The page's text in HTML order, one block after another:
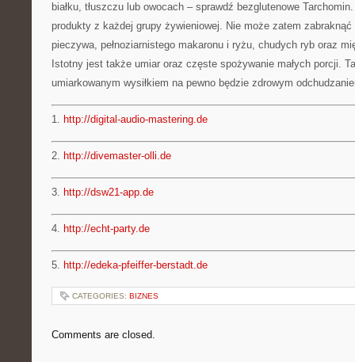
białku, tłuszczu lub owocach – sprawdź bezglutenowe
produkty z każdej grupy żywieniowej. Nie może zatem zabraknąć
pieczywa, pełnoziarnistego makaronu i ryżu, chudych ryb oraz
Istotny jest także umiar oraz częste spożywanie małych porcji.
umiarkowanym wysiłkiem na pewno będzie zdrowym
1. http://digital-audio-mastering.de
2. http://divemaster-olli.de
3. http://dsw21-app.de
4. http://echt-party.de
5. http://edeka-pfeiffer-berstadt.de
CATEGORIES: BIZNES
Comments are closed.